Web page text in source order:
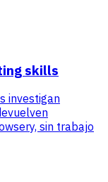
skills
investigan
sin trabajo